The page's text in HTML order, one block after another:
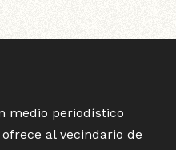
medio periodístico
al vecindario de